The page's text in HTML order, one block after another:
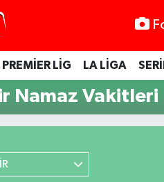
PREMİER LİG LA LİGA
Namaz Vakitleri